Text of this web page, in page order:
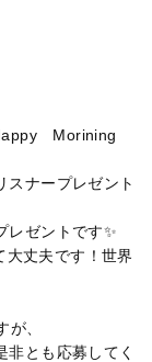
Morining
スナープレゼント
レゼントです✨
丈夫です！世界
、
非とも応募してく